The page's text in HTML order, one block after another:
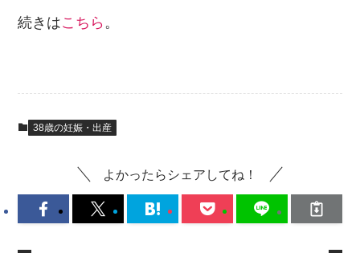
続きはこちら 。
38歳の妊娠・出産
よかったらシェアしてね！